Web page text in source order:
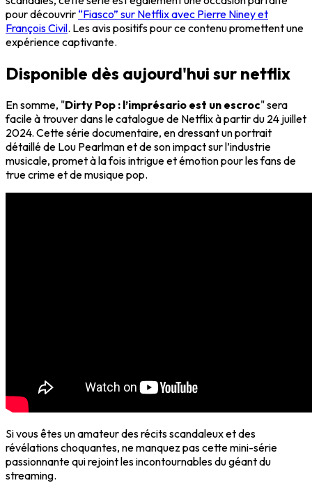
pour découvrir “Fiasco” sur Netflix avec Pierre Niney et
François Civil. Les avis positifs pour ce contenu promettent une
expérience captivante.
Disponible dès aujourd'hui sur netflix
En somme, "Dirty Pop : l’imprésario est un escroc" sera
facile à trouver dans le catalogue de Netflix à partir du 24 juillet
2024. Cette série documentaire, en dressant un portrait
détaillé de Lou Pearlman et de son impact sur l’industrie
musicale, promet à la fois intrigue et émotion pour les fans de
true crime et de musique pop.
Si vous êtes un amateur des récits scandaleux et des
révélations choquantes, ne manquez pas cette mini-série
passionnante qui rejoint les incontournables du géant du
streaming.